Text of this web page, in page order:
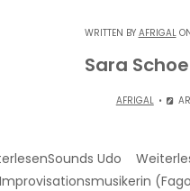
WRITTEN BY AFRIGAL
Sara
AFRIGAL
Udo